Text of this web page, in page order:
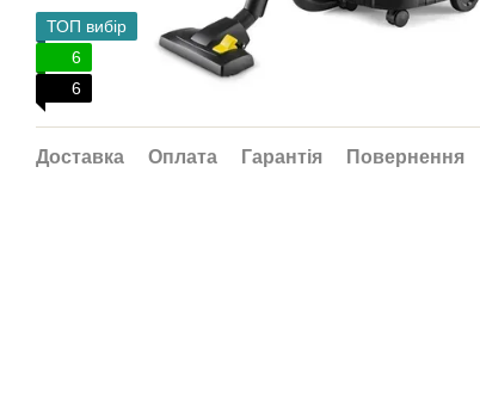
ТОП вибір
6
6
Доставка Оплата Гарантія Повернення